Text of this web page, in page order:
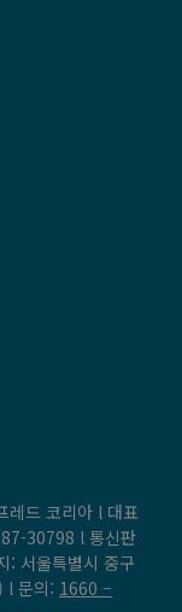
드 코리아 l 대표
30798 l 통신판
: 서울특별시 중구
l 문의: 1660 –